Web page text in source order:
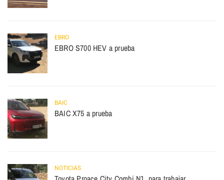
EBRO
EBRO S700 HEV a prueba
BAIC
BAIC X75 a prueba
NOTICIAS